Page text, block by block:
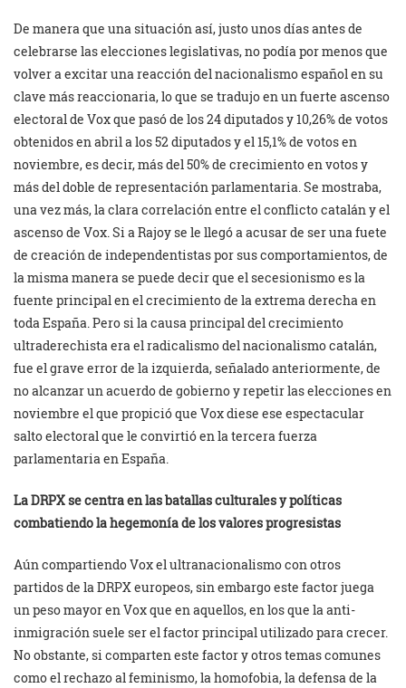
De manera que una situación así, justo unos días antes de
celebrarse las elecciones legislativas, no podía por menos que
volver a excitar una reacción del nacionalismo español en su
clave más reaccionaria, lo que se tradujo en un fuerte ascenso
electoral de Vox que pasó de los 24 diputados y 10,26% de votos
obtenidos en abril a los 52 diputados y el 15,1% de votos en
noviembre, es decir, más del 50% de crecimiento en votos y
más del doble de representación parlamentaria. Se mostraba,
una vez más, la clara correlación entre el conflicto catalán y el
ascenso de Vox. Si a Rajoy se le llegó a acusar de ser una fuete
de creación de independentistas por sus comportamientos, de
la misma manera se puede decir que el secesionismo es la
fuente principal en el crecimiento de la extrema derecha en
toda España. Pero si la causa principal del crecimiento
ultraderechista era el radicalismo del nacionalismo catalán,
fue el grave error de la izquierda, señalado anteriormente, de
no alcanzar un acuerdo de gobierno y repetir las elecciones en
noviembre el que propició que Vox diese ese espectacular
salto electoral que le convirtió en la tercera fuerza
parlamentaria en España.
La DRPX se centra en las batallas culturales y políticas
combatiendo la hegemonía de los valores progresistas
Aún compartiendo Vox el ultranacionalismo con otros
partidos de la DRPX europeos, sin embargo este factor juega
un peso mayor en Vox que en aquellos, en los que la anti-
inmigración suele ser el factor principal utilizado para crecer.
No obstante, si comparten este factor y otros temas comunes
como el rechazo al feminismo, la homofobia, la defensa de la